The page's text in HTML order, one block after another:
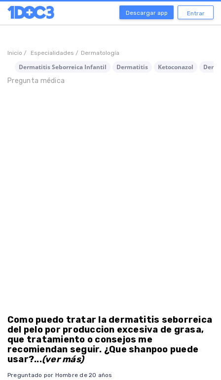
Descargar app Entrar
Inicio / Especialidades / Dermatología
Dermatitis Seborreica Infantil Dermatitis Ketoconazol
Pregunta médica
Como puedo tratar la dermatitis seborreica
del pelo por produccion excesiva de grasa,
que tratamiento o consejos me
recomiendan seguir. ¿Que shanpoo puede
usar?...(ver más)
Preguntado por Hombre de 20 años